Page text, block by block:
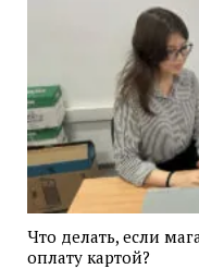
Что делать, если
оплату картой?